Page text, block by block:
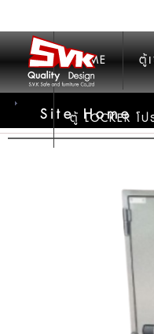
HOME ตู้
ตู้ LOCKER โ
Site Home